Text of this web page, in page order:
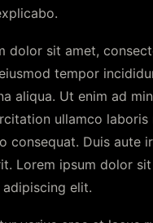
dolor sit amet,
tempor
aliqua. Ut enim ad
ullamco laboris
consequat. Duis aute
Lorem ipsum dolor
elit.